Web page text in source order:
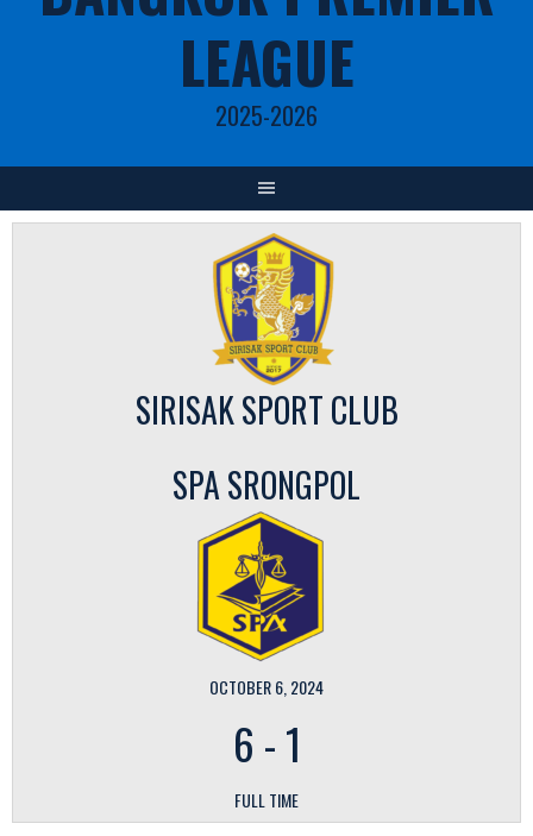
LEAGUE
2025-2026
SIRISAK SPORT CLUB
SPA SRONGPOL
OCTOBER 6, 2024
6 -1
FULL TIME